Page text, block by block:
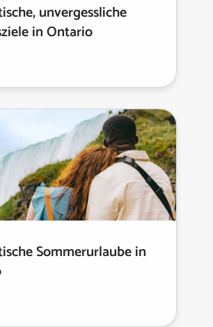
unvergessliche
in Ontario
Sommerurlaube in